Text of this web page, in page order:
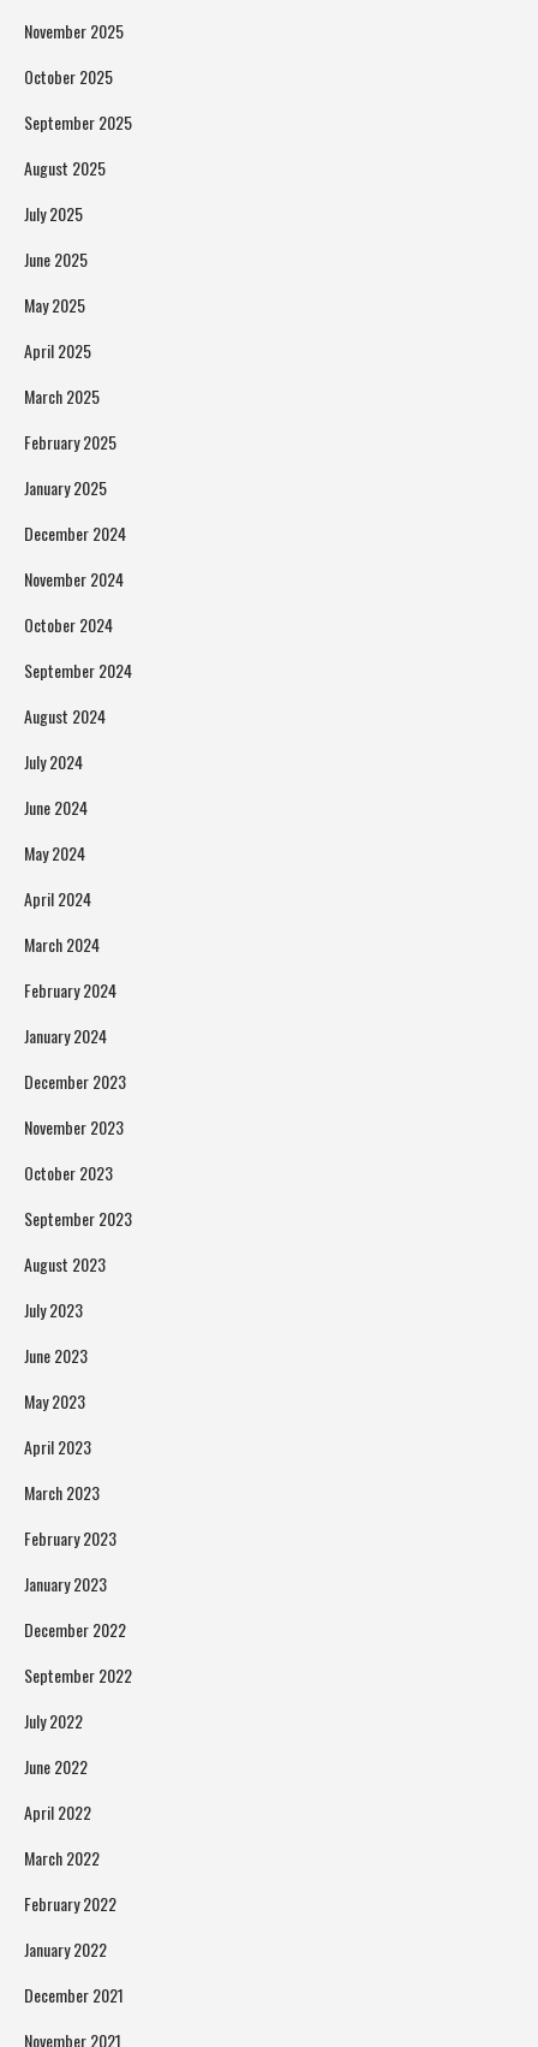
November 2025
October 2025
September 2025
August 2025
July 2025
June 2025
May 2025
April 2025
March 2025
February 2025
January 2025
December 2024
November 2024
October 2024
September 2024
August 2024
July 2024
June 2024
May 2024
April 2024
March 2024
February 2024
January 2024
December 2023
November 2023
October 2023
September 2023
August 2023
July 2023
June 2023
May 2023
April 2023
March 2023
February 2023
January 2023
December 2022
September 2022
July 2022
June 2022
April 2022
March 2022
February 2022
January 2022
December 2021
November 2021